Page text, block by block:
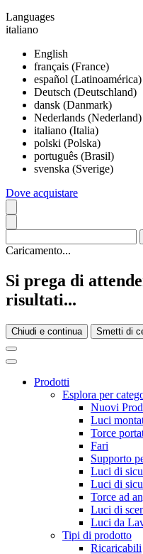
Languages
italiano
English
français (France)
español (Latinoamérica)
Deutsch (Deutschland)
dansk (Danmark)
Nederlands (Nederland)
italiano (Italia)
polski (Polska)
português (Brasil)
svenska (Sverige)
Dove acquistare
Caricamento...
Si prega di
risultati...
Chiudi e continua Smetti di
Prodotti
Esplora per
Nuovi
Luci
Torce
Fari
Supporto
Luci di
Luci di
Torce ad
Luci di
Luci da
Tipi di prodotto
Ricaricabili